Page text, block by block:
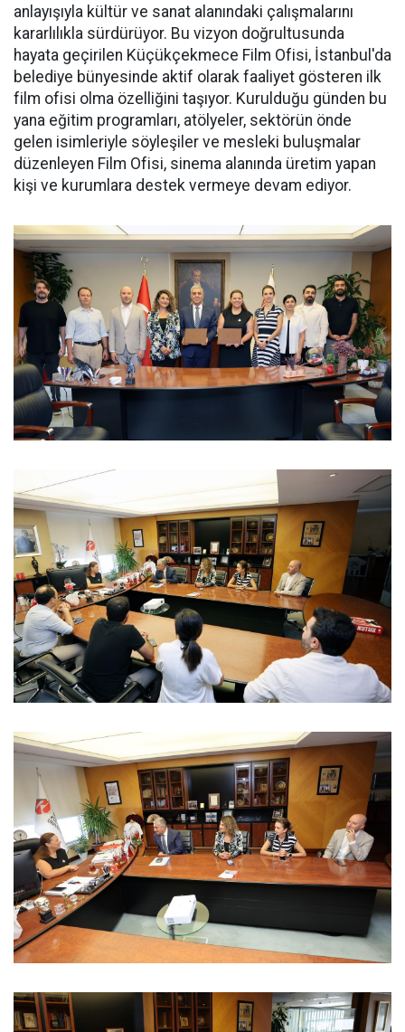
anlayışıyla kültür ve sanat alanındaki çalışmalarını
kararlılıkla sürdürüyor. Bu vizyon doğrultusunda
hayata geçirilen Küçükçekmece Film Ofisi, İstanbul'da
belediye bünyesinde aktif olarak faaliyet gösteren ilk
film ofisi olma özelliğini taşıyor. Kurulduğu günden bu
yana eğitim programları, atölyeler, sektörün önde
gelen isimleriyle söyleşiler ve mesleki buluşmalar
düzenleyen Film Ofisi, sinema alanında üretim yapan
kişi ve kurumlara destek vermeye devam ediyor.